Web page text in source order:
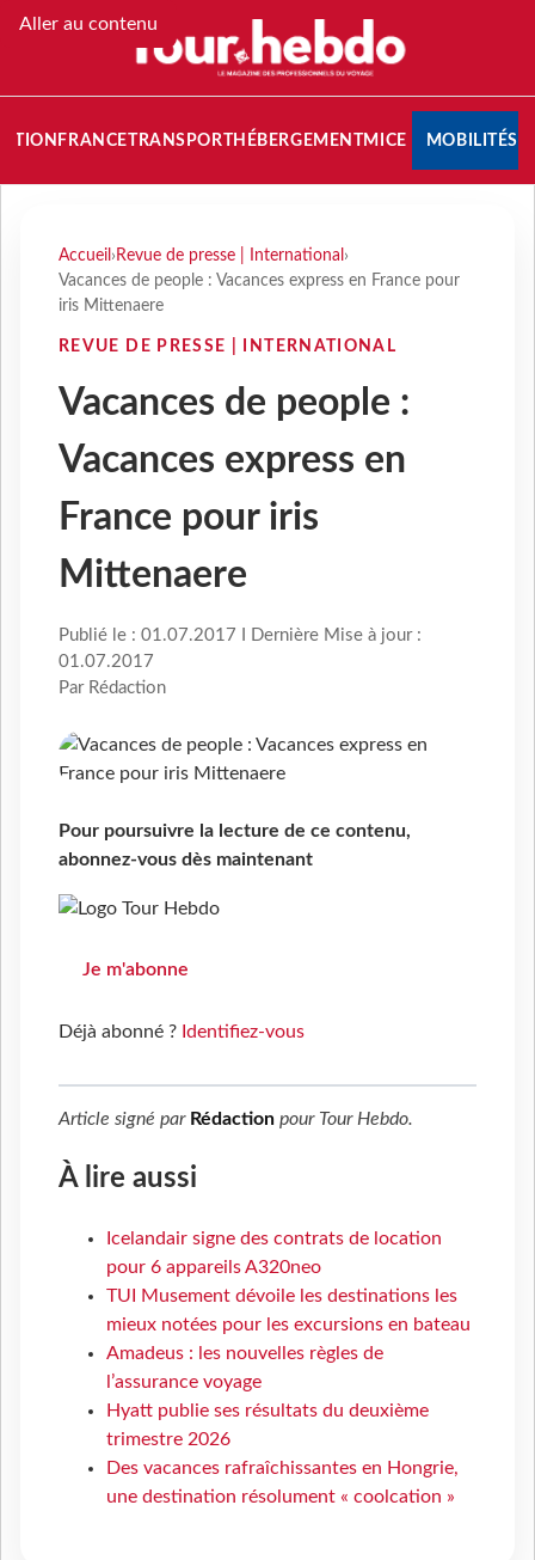
Aller au contenu
FRANCETRANSPORT HÉBERGEMENTMICE MOBILITÉS
Accueil › Revue de presse | International ›
Vacances de people : Vacances express en France pour
iris Mittenaere
REVUE DE PRESSE | INTERNATIONAL
Vacances de people :
Vacances express en
France pour iris
Mittenaere
Publié le : 01.07.2017 I Dernière Mise à jour :
01.07.2017
Par Rédaction
Pour poursuivre la lecture de ce contenu,
abonnez-vous dès maintenant
Je m'abonne
Déjà abonné ? Identifiez-vous
Article signé par Rédaction pour Tour Hebdo.
À lire aussi
Icelandair signe des contrats de location
pour 6 appareils A320neo
TUI Musement dévoile les destinations les
mieux notées pour les excursions en bateau
Amadeus : les nouvelles règles de
l’assurance voyage
Hyatt publie ses résultats du deuxième
trimestre 2026
Des vacances rafraîchissantes en Hongrie,
une destination résolument « coolcation »